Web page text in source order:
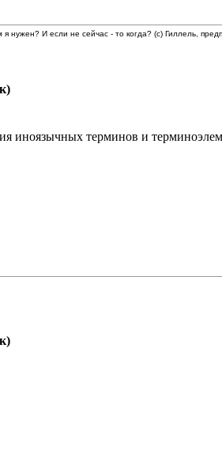
нужен? И если не сейчас - то когда? (с) Гиллель,
иноязычных терминов и